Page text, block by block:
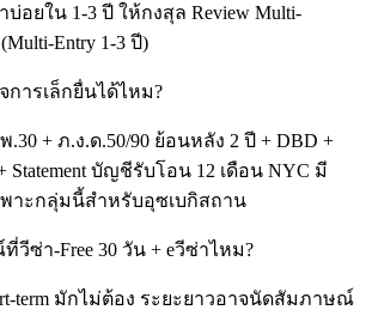
อยใน 1-3 ปี ให้กงสุล Review Multi-
Entry 1-3 ปี)
การเล็กยื่นได้ไหม?
.30 + ภ.ง.ด.50/90 ย้อนหลัง 2 ปี + DBD +
บัญชีรับโอน 12 เดือน NYC มี
ฉพาะกลุ่มนี้สำหรับอุซเบกิสถาน
ซ่า-Free 30 วัน + eวีซ่าไหม?
term มักไม่ต้อง ระยะยาวอาจนัดสัมภาษณ์